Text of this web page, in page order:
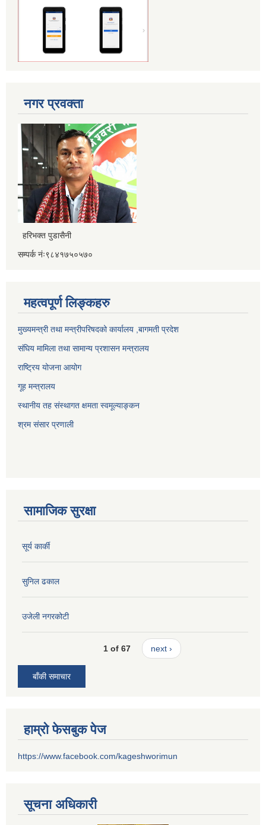
नगर प्रवक्ता
हरिभक्त पुडासैनी
सम्पर्क नंः९८४१७५०५७०
महत्वपूर्ण लिङ्कहरु
मुख्यमन्त्री तथा मन्त्रीपरिषदको कार्यालय ,बागमती प्रदेश
संघिय मामिला तथा सामान्य प्रशासन मन्त्रालय
राष्ट्रिय योजना आयोग
गूह मन्त्रालय
स्थानीय तह संस्थागत क्षमता स्वमूल्याङ्कन
श्रम संसार प्रणाली
सामाजिक सुरक्षा
सूर्य कार्की
सुनिल ढकाल
उजेली नगरकोटी
1 of 67 next ›
बाँकी समाचार
हाम्रो फेसबुक पेज
https://www.facebook.com/kageshworimun
सूचना अधिकारी